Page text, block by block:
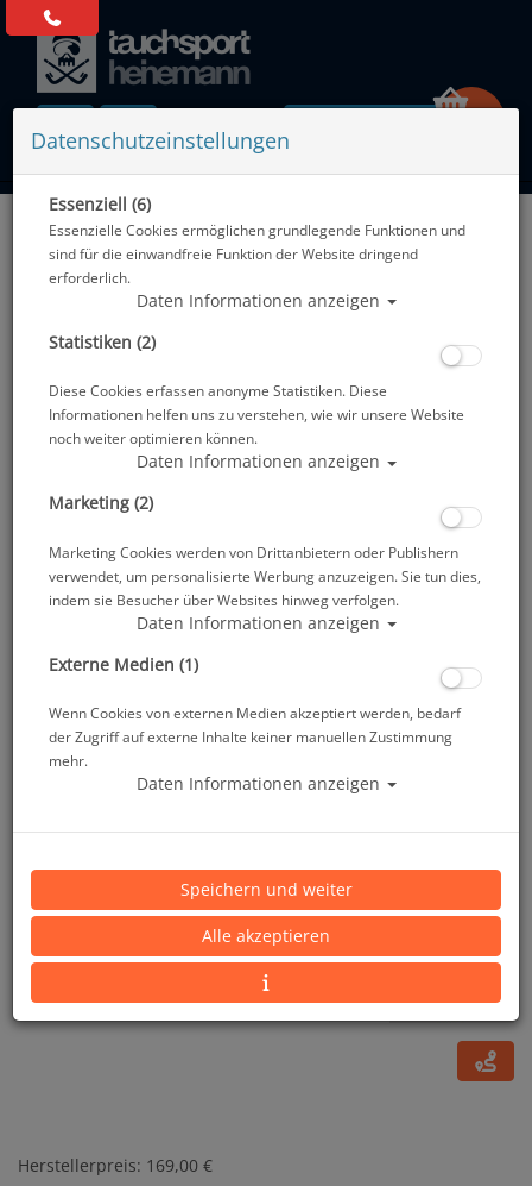
Alle Artikel zeigen aus: Geräteflossen
Scubapro Seawing Nova Flosse - Farbe gelb -
Artikelnr.: scu-25737200
Herstellerpreis: 169,00 €
Datenschutzeinstellungen
Essenziell (6)
Essenzielle Cookies ermöglichen grundlegende Funktionen und
sind für die einwandfreie Funktion der Website dringend
erforderlich.
Daten Informationen anzeigen
Statistiken (2)
Diese Cookies erfassen anonyme Statistiken. Diese
Informationen helfen uns zu verstehen, wie wir unsere Website
noch weiter optimieren können.
Daten Informationen anzeigen
Marketing (2)
Marketing Cookies werden von Drittanbietern oder Publishern
verwendet, um personalisierte Werbung anzuzeigen. Sie tun dies,
indem sie Besucher über Websites hinweg verfolgen.
Daten Informationen anzeigen
Externe Medien (1)
Wenn Cookies von externen Medien akzeptiert werden, bedarf
der Zugriff auf externe Inhalte keiner manuellen Zustimmung
mehr.
Daten Informationen anzeigen
Speichern und weiter
Alle akzeptieren